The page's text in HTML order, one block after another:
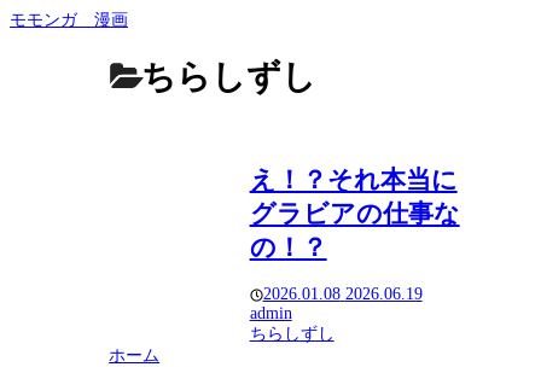
モモンガ 漫画
ちらしずし
え！？それ本当に
グラビアの仕事な
の！？
2026.01.08 2026.06.19
admin
ちらしずし
ホーム